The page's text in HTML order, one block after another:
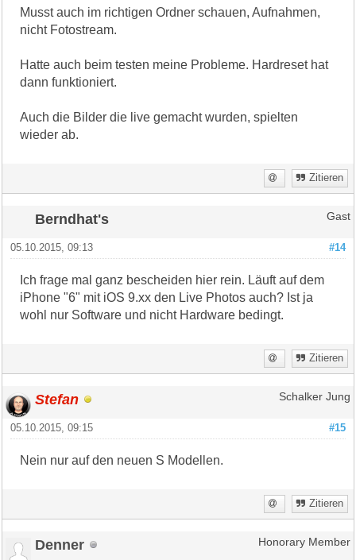
Musst auch im richtigen Ordner schauen, Aufnahmen,
nicht Fotostream.
Hatte auch beim testen meine Probleme. Hardreset hat
dann funktioniert.
Auch die Bilder die live gemacht wurden, spielten
wieder ab.
Zitieren
Berndhat's Gast
#14
05.10.2015, 09:13
Ich frage mal ganz bescheiden hier rein. Läuft auf dem
iPhone "6" mit iOS 9.xx den Live Photos auch? Ist ja
wohl nur Software und nicht Hardware bedingt.
Zitieren
Stefan Schalker Jung
#15
05.10.2015, 09:15
Nein nur auf den neuen S Modellen.
Zitieren
Denner Honorary Member